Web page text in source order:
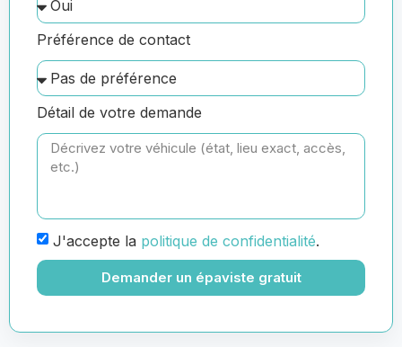
Préférence de contact
Détail de votre demande
J'accepte la politique de confidentialité.
Demander un épaviste gratuit